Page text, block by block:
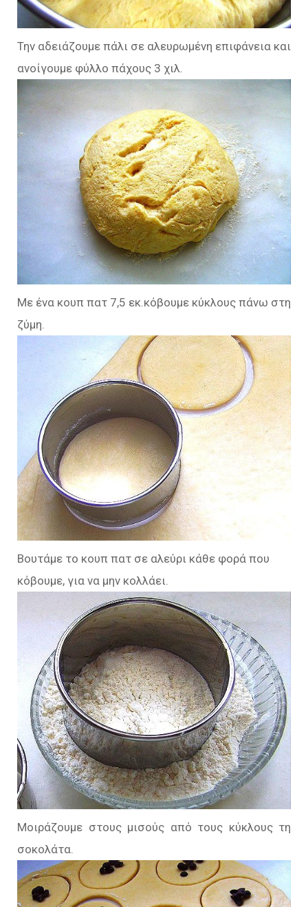
Την αδειάζουμε πάλι σε αλευρωμένη επιφάνεια και
ανοίγουμε φύλλο πάχους 3 χιλ.
Με ένα κουπ πατ 7,5 εκ.κόβουμε κύκλους πάνω στη
ζύμη.
Βουτάμε το κουπ πατ σε αλεύρι κάθε φορά που
κόβουμε, για να μην κολλάει.
Μοιράζουμε στους μισούς από τους κύκλους τη
σοκολάτα.